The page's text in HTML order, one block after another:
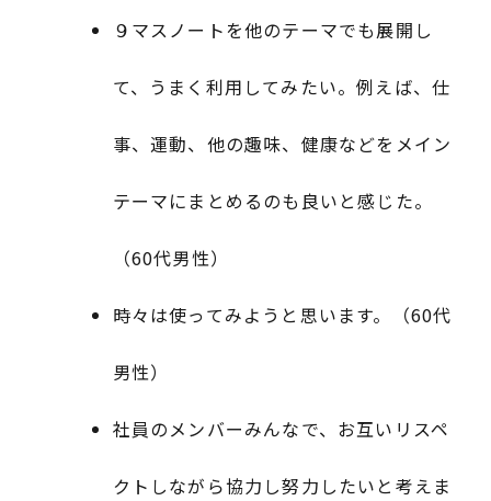
９マスノートを他のテーマでも展開し
て、うまく利用してみたい。例えば、仕
事、運動、他の趣味、健康などをメイン
テーマにまとめるのも良いと感じた。
（60代男性）
時々は使ってみようと思います。（60代
男性）
社員のメンバーみんなで、お互いリスペ
クトしながら協力し努力したいと考えま